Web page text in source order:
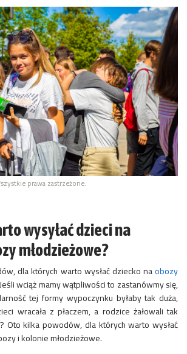
prawa zastrzeżone.
wysyłać dzieci na
młodzieżowe?
dla których warto wysłać dziecko naobozy
wciąż mamy wątpliwości to zastanówmy się,
tej formy wypoczynku byłaby tak duża,
wracała z płaczem, a rodzice żałowali tak
Oto kilka powodów, dla których warto wysłać
i kolonie młodzieżowe.